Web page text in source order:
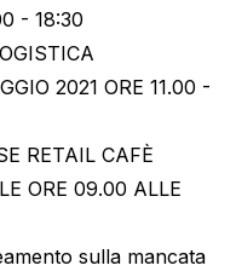
- 18:30
2021 ORE 11.00 -
RETAIL CAFÈ
ORE 09.00 ALLE
sulla mancata